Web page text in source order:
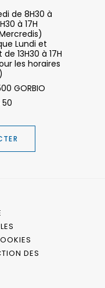
de 8H30 à
à 17H
Lundi et
13H30 à 17H
les horaires
GORBIO
50
DES